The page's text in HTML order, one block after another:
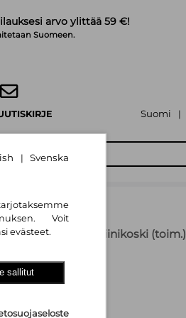
arvo ylittää 59 €!
Suomeen.
Suomi |
(toim.) Harri Niinikoski (toim.)
| Svenska
Voit
evästeet.
sallitut